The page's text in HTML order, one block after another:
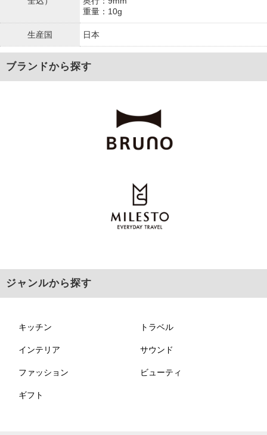
重量：10g
生産国 日本
ブランドから探す
ジャンルから探す
キッチン トラベル
インテリア サウンド
ファッション ビューティ
ギフト